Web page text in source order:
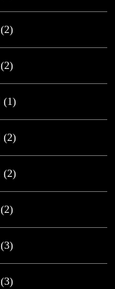
(2)
(2)
(1)
(2)
(2)
(2)
(3)
(3)